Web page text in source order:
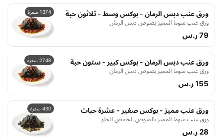
1374 سعرة ورق عنب دبس الرمان - بوكس وسط - ثلاثون حبة
ورق عنب سوما المميز بصوص دبس الرمان
79 ر.س
2748 سعرة ورق عنب دبس الرمان - بوكس كبير - ستون حبة
ورق عنب سوما المميز بصوص دبس الرمان
155 ر.س
430 سعرة ورق عنب مميز - بوكس صغير - عشرة حبات
ورق عنب سوما المميز بالصوص الحامض الحلو
28 ر.س